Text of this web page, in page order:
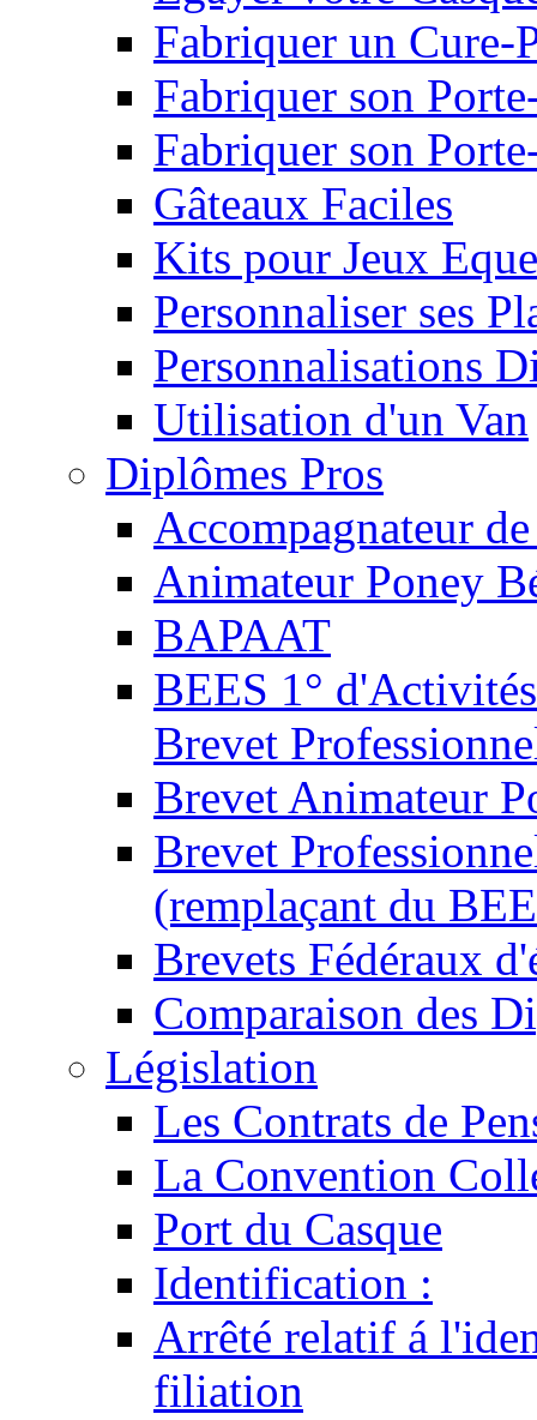
Fabriquer un Cure-
Fabriquer son
Fabriquer son
Gâteaux Faciles
Kits pour Jeux
Personnaliser ses
Personnalisations
Utilisation d'un Van
Diplômes Pros
Accompagnateur
Animateur Poney
BAPAAT
BEES 1°
Brevet
Brevet Animateur
Brevet
(remplaçant du
Brevets Fédéraux
Comparaison des
Législation
Les Contrats de
La Convention
Port du Casque
Identification :
Arrêté relatif á
filiation